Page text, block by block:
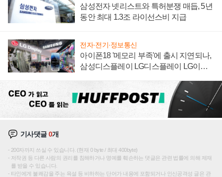
삼성전자 넷리스트와 특허분쟁 매듭, 5년
동안 최대 1.3조 라이선스비 지급
전자·전기·정보통신
아이폰18 '메모리 부족'에 출시 지연되나,
삼성디스플레이 LG디스플레이 LG이노
기사댓글0개
200자까지 쓰실 수 있습니다. (현재 0 byte / 최대 400byte)
저작권 등 다른 사람의 권리를 침해하거나 명예를 훼손하는 댓글은 관련 법률에 의해 제재
를 받을 수 있습니다.
타인에게 불쾌감을 주는 욕설 등 비하하는 단어가 내용에 포함되거나 인신공격성 글은 관